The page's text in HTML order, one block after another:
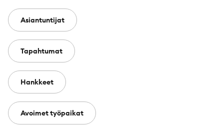
Asiantuntijat
Tapahtumat
Hankkeet
Avoimet työpaikat